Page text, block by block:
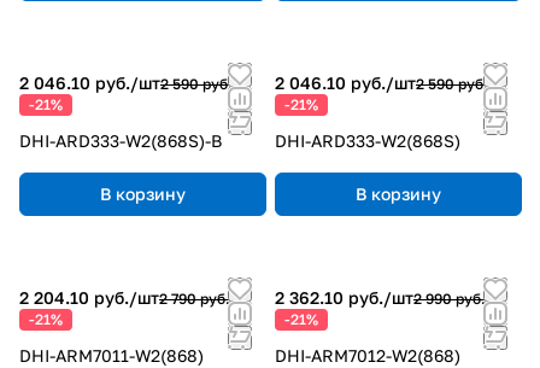
2 046.10 руб./шт2 590 руб.
-21%
DHI-ARD333-W2(868S)-B
В корзину
2 046.10 руб./шт2 590 руб.
-21%
DHI-ARD333-W2(868S)
В корзину
2 204.10 руб./шт2 790 руб.
-21%
DHI-ARM7011-W2(868)
2 362.10 руб./шт2 990 руб.
-21%
DHI-ARM7012-W2(868)